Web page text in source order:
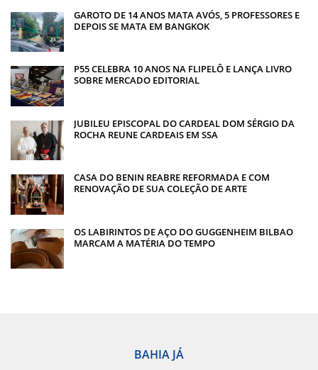
GAROTO DE 14 ANOS MATA AVÓS, 5 PROFESSORES E
DEPOIS SE MATA EM BANGKOK
P55 CELEBRA 10 ANOS NA FLIPELÔ E LANÇA LIVRO
SOBRE MERCADO EDITORIAL
JUBILEU EPISCOPAL DO CARDEAL DOM SÉRGIO DA
ROCHA REUNE CARDEAIS EM SSA
CASA DO BENIN REABRE REFORMADA E COM
RENOVAÇÃO DE SUA COLEÇÃO DE ARTE
OS LABIRINTOS DE AÇO DO GUGGENHEIM BILBAO
MARCAM A MATÉRIA DO TEMPO
BAHIA JÁ